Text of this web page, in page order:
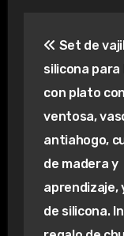
de
entradas
Set de
silicona para
con plato con
ventosa,
antiahogo,
de madera y
aprendizaje,
de silicona.